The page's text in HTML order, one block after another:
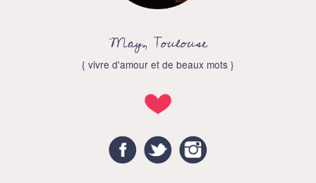
May, Toulouse
{ vivre d'amour et de beaux mots }
FacebookTwitter